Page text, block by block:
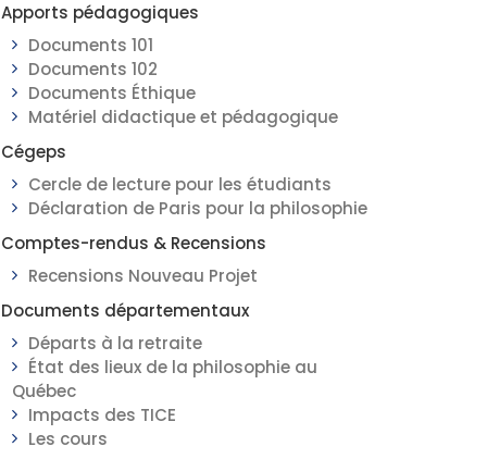
Apports pédagogiques
Documents 101
Documents 102
Documents Éthique
Matériel didactique et pédagogique
Cégeps
Cercle de lecture pour les étudiants
Déclaration de Paris pour la philosophie
Comptes-rendus & Recensions
Recensions Nouveau Projet
Documents départementaux
Départs à la retraite
État des lieux de la philosophie au
Québec
Impacts des TICE
Les cours